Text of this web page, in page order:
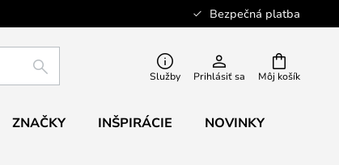
Bezpečná platba
Môj košík
HĽADAŤ Služby Prihlásiť sa
ZNAČKY INŠPIRÁCIE NOVINKY